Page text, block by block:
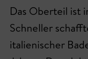
Das Oberteil ist
Schneller
italienischer